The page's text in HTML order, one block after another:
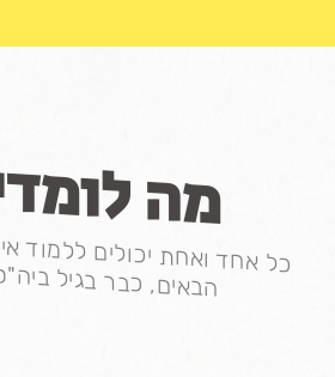
מה
כל אחד ואחת יכולים ללמוד
הבאים, כבר בגיל